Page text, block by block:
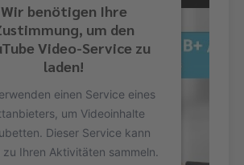
Wir benötigen Ihre
um den
Video-Service zu
laden!
einen Service eines
um Videoinhalte
Dieser Service kann
zu Ihren Aktivitäten sammeln.